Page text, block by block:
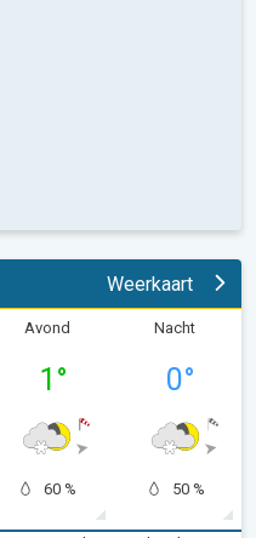
Weerkaart
Avond
1 °
60 %
Nacht
0°
50 %